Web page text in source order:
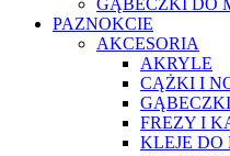
PAZNOKCIE
AKCESORIA
AKRYLE
CĄŻKI I
FREZY I
KLEJE DO